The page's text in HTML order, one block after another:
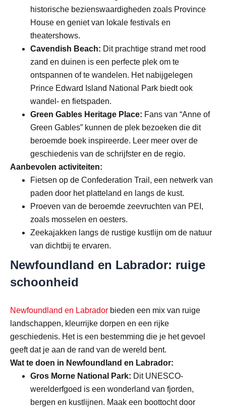
historische bezienswaardigheden zoals Province
House en geniet van lokale festivals en
theatershows.
Cavendish Beach: Dit prachtige strand met rood
zand en duinen is een perfecte plek om te
ontspannen of te wandelen. Het nabijgelegen
Prince Edward Island National Park biedt ook
wandel- en fietspaden.
Green Gables Heritage Place: Fans van “Anne of
Green Gables” kunnen de plek bezoeken die dit
beroemde boek inspireerde. Leer meer over de
geschiedenis van de schrijfster en de regio.
Aanbevolen activiteiten:
Fietsen op de Confederation Trail, een netwerk van
paden door het platteland en langs de kust.
Proeven van de beroemde zeevruchten van PEI,
zoals mosselen en oesters.
Zeekajakken langs de rustige kustlijn om de natuur
van dichtbij te ervaren.
Newfoundland en Labrador: ruige
schoonheid
Newfoundland en Labrador bieden een mix van ruige
landschappen, kleurrijke dorpen en een rijke
geschiedenis. Het is een bestemming die je het gevoel
geeft dat je aan de rand van de wereld bent.
Wat te doen in Newfoundland en Labrador:
Gros Morne National Park: Dit UNESCO-
werelderfgoed is een wonderland van fjorden,
bergen en kustlijnen. Maak een boottocht door